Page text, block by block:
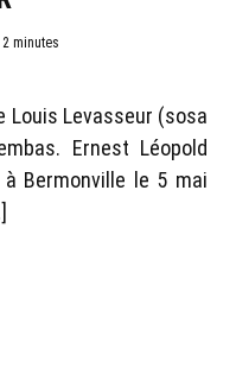
2 minutes
Louis Levasseur (sosa
Ernest Léopold
Bermonville le 5 mai